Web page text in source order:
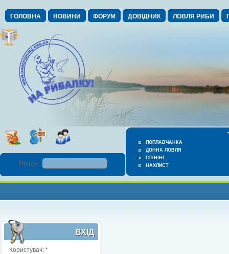
ГОЛОВНА НОВИНИ ФОРУМ ДОВІДНИК ЛОВЛЯ РИБИ
ПОПЛАВЧАНКА
ДОННА ЛОВЛЯ
СПІНІНГ
НАХЛИСТ
Пошук :
ВХІД
Користувач: *